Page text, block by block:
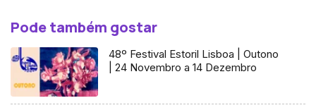
Pode também gostar
48º Festival Estoril Lisboa | Outono
| 24 Novembro a 14 Dezembro